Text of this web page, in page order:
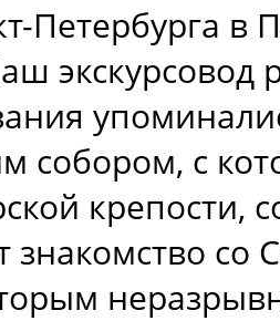
Петербурга
экскурсовод
собором, с
крепости,
знакомство